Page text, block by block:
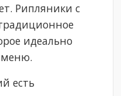
Рипляники с
идеально
меню.
есть